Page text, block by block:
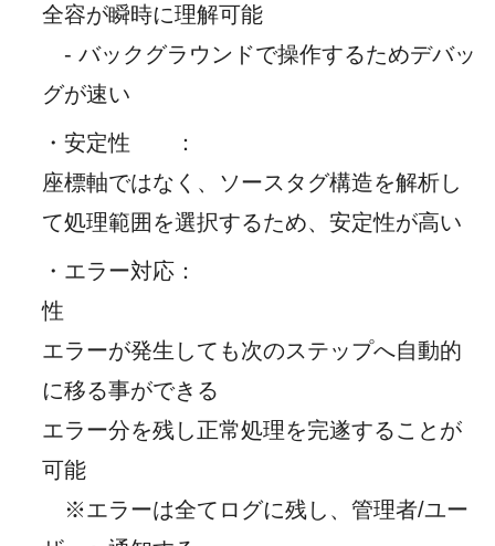
全容が瞬時に理解可能
- バックグラウンドで操作するためデバッ
グが速い
・安定性
：
座標軸ではなく、ソースタグ構造を解析し
て処理範囲を選択するため、安定性が高い
・エラー対応
性
：
エラーが発生しても次のステップへ自動的
に移る事ができる
エラー分を残し正常処理を完遂することが
可能
※エラーは全てログに残し、管理者/ユー